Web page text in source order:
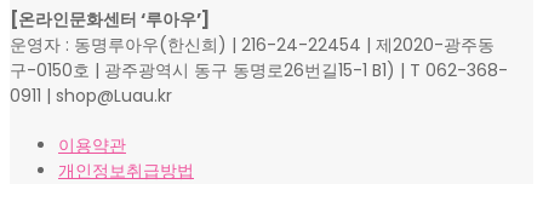
[온라인문화센터 ‘루아우’]
운영자 : 동명루아우(한신희) | 216-24-22454 | 제2020-광주동
구-0150호 | 광주광역시 동구 동명로26번길15-1 B1) | T 062-368-
0911 | shop@Luau.kr
이용약관
개인정보취급방법